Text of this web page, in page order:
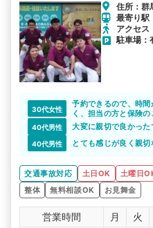
住所：群
最寄り駅
アクセス
駐車場：
30代女性
予約できるので、時
く、担当の方と保険
楽しく子どもにも優し
40代男性 大変に親切で良かった
40代男性 とても感じが良く親切
交通事故対応 土日OK 土曜日
整体
無料相談OK お見舞金
営業時間 月 火